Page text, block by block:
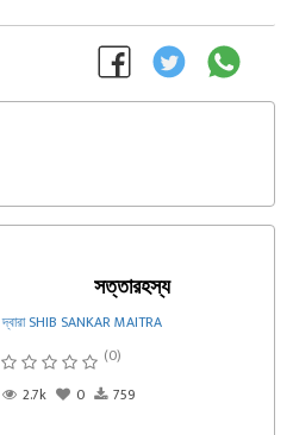
সত্তারহস্য
দ্বারা SHIB SANKAR MAITRA
(0)
2.7k
0 759